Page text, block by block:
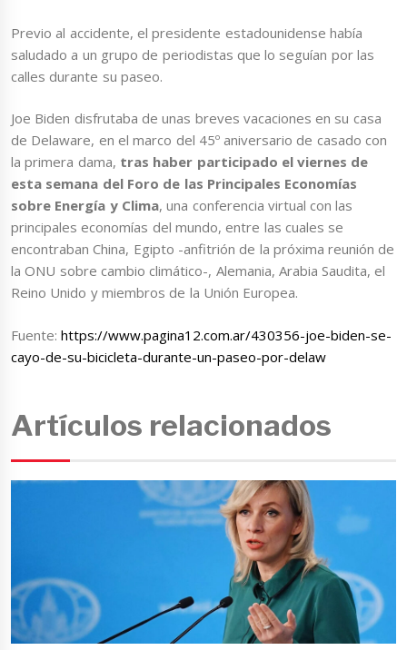
Previo al accidente, el presidente estadounidense había
saludado a un grupo de periodistas que lo seguían por las
calles durante su paseo.
Joe Biden disfrutaba de unas breves vacaciones en su casa
de Delaware, en el marco del 45º aniversario de casado con
la primera dama, tras haber participado el viernes de
esta semana del Foro de las Principales Economías
sobre Energía y Clima, una conferencia virtual con las
principales economías del mundo, entre las cuales se
encontraban China, Egipto -anfitrión de la próxima reunión de
la ONU sobre cambio climático-, Alemania, Arabia Saudita, el
Reino Unido y miembros de la Unión Europea.
Fuente:https://www.pagina12.com.ar/430356-joe-biden-se-
cayo-de-su-bicicleta-durante-un-paseo-por-delaw
Artículos relacionados